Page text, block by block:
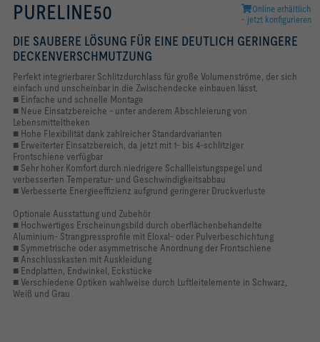
Online erhältlich
- jetzt konfigurieren
PURELINE50
DIE SAUBERE LÖSUNG FÜR EINE DEUTLICH GERINGERE
DECKENVERSCHMUTZUNG
Perfekt integrierbarer Schlitzdurchlass für große Volumenströme, der sich
einfach und unscheinbar in die Zwischendecke einbauen lässt.
■ Einfache und schnelle Montage
■ Neue Einsatzbereiche – unter anderem Abschleierung von
Lebensmitteltheken
■ Hohe Flexibilität dank zahlreicher Standardvarianten
■ Erweiterter Einsatzbereich, da jetzt mit 1- bis 4-schlitziger
Frontschiene verfügbar
■ Sehr hoher Komfort durch niedrigere Schallleistungspegel und
verbesserten Temperatur- und Geschwindigkeitsabbau
■ Verbesserte Energieeffizienz aufgrund geringerer Druckverluste
Optionale Ausstattung und Zubehör
■ Hochwertiges Erscheinungsbild durch oberflächenbehandelte
Aluminium- Strangpressprofile mit Eloxal- oder Pulverbeschichtung
■ Symmetrische oder asymmetrische Anordnung der Frontschiene
■ Anschlusskasten mit Auskleidung
■ Endplatten, Endwinkel, Eckstücke
■ Verschiedene Optiken wahlweise durch Luftleitelemente in Schwarz,
Weiß und Grau